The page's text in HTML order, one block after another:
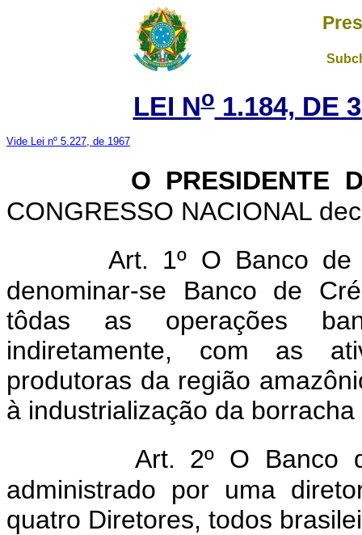
LEI No1.184, DE
Vide Lei nº 5.227, de 1967
O PRESIDENTE
CONGRESSO NACIONAL
Art. 1º O Banco
denominar-se Banco de
tôdas as operações
indiretamente, com as
produtoras da região
à industrialização da
Art. 2º O Banco
administrado por uma
quatro Diretores, todos